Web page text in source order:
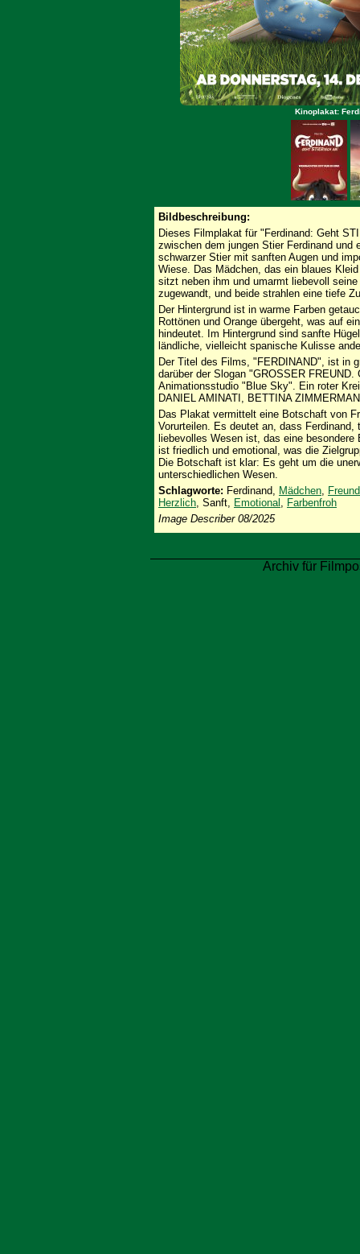
Kinoplakat:
Bildbeschreibung:
Dieses Filmplakat für "Ferdinand: Geht
zwischen dem jungen Stier Ferdinand und
schwarzer Stier mit sanften Augen und
Wiese. Das Mädchen, das ein blaues
sitzt neben ihm und umarmt liebevoll
zugewandt, und beide strahlen eine tiefe
Der Hintergrund ist in warme Farben
Rottönen und Orange übergeht, was auf
hindeutet. Im Hintergrund sind sanfte
ländliche, vielleicht spanische Kulisse
Der Titel des Films, "FERDINAND", ist in
darüber der Slogan "GROSSER
Animationsstudio "Blue Sky". Ein roter
DANIEL AMINATI, BETTINA
Das Plakat vermittelt eine Botschaft von
Vorurteilen. Es deutet an, dass
liebevolles Wesen ist, das eine
ist friedlich und emotional, was die
Die Botschaft ist klar: Es geht um die
unterschiedlichen Wesen.
Schlagworte: Ferdinand, Mädchen,
Herzlich, Sanft, Emotional , Farbenfroh
Image Describer 08/2025
Archiv für